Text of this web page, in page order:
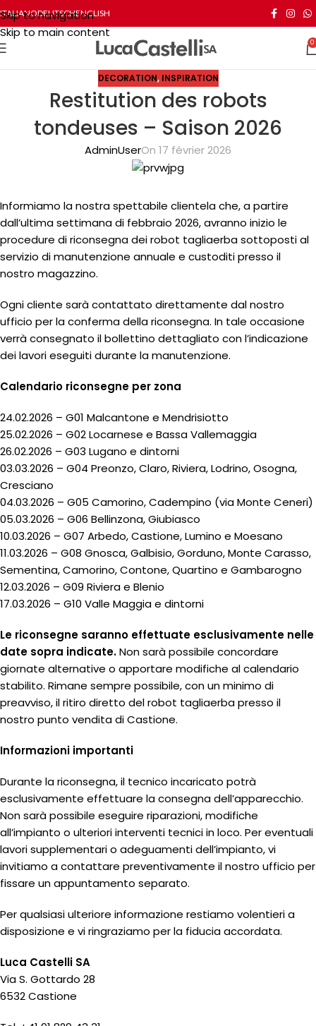
Skip to navigation
Skip to main content
ITALIANODEUTSCHENGLISH
0
DECORATION, INSPIRATION
Restitution des robots
tondeuses – Saison 2026
AdminUserOn 17 février 2026
Informiamo la nostra spettabile clientela che, a partire
dall’ultima settimana di febbraio 2026, avranno inizio le
procedure di riconsegna dei robot tagliaerba sottoposti al
servizio di manutenzione annuale e custoditi presso il
nostro magazzino.
Ogni cliente sarà contattato direttamente dal nostro
ufficio per la conferma della riconsegna. In tale occasione
verrà consegnato il bollettino dettagliato con l’indicazione
dei lavori eseguiti durante la manutenzione.
Calendario riconsegne per zona
24.02.2026 – G01 Malcantone e Mendrisiotto
25.02.2026 – G02 Locarnese e Bassa Vallemaggia
26.02.2026 – G03 Lugano e dintorni
03.03.2026 – G04 Preonzo, Claro, Riviera, Lodrino, Osogna,
Cresciano
04.03.2026 – G05 Camorino, Cadempino (via Monte Ceneri)
05.03.2026 – G06 Bellinzona, Giubiasco
10.03.2026 – G07 Arbedo, Castione, Lumino e Moesano
11.03.2026 – G08 Gnosca, Galbisio, Gorduno, Monte Carasso,
Sementina, Camorino, Contone, Quartino e Gambarogno
12.03.2026 – G09 Riviera e Blenio
17.03.2026 – G10 Valle Maggia e dintorni
Le riconsegne saranno effettuate esclusivamente nelle
date sopra indicate.Non sarà possibile concordare
giornate alternative o apportare modifiche al calendario
stabilito. Rimane sempre possibile, con un minimo di
preavviso, il ritiro diretto del robot tagliaerba presso il
nostro punto vendita di Castione.
Informazioni importanti
Durante la riconsegna, il tecnico incaricato potrà
esclusivamente effettuare la consegna dell’apparecchio.
Non sarà possibile eseguire riparazioni, modifiche
all’impianto o ulteriori interventi tecnici in loco. Per eventuali
lavori supplementari o adeguamenti dell’impianto, vi
invitiamo a contattare preventivamente il nostro ufficio per
fissare un appuntamento separato.
Per qualsiasi ulteriore informazione restiamo volentieri a
disposizione e vi ringraziamo per la fiducia accordata.
Luca Castelli SA
Via S. Gottardo 28
6532 Castione